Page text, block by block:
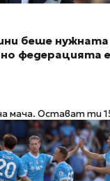
беше нужната
федерацията
мача. Остават ти